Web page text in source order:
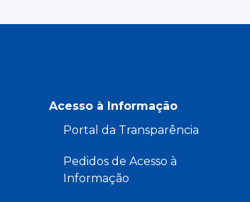
Acesso à Informação
Portal da Transparência
Pedidos de Acesso à
Informação